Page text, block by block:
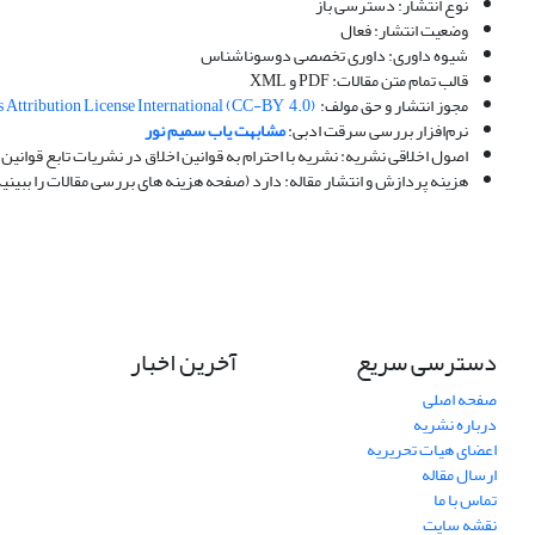
وضعیت انتشار: فعال
شیوه داوری: داوری تخصصی دوسوناشناس
قالب تمام متن مقالات: PDF و XML
مجوز انتشار و حق مولف:Attribution License International (CC-BY 4.0)
نرم‌افزار بررسی سرقت ادبی:مشابهت یاب سمیم نور
اصول اخلاقی نشریه: نشریه با احترام به قوانین اخلاق در نشریات تابع
هزینه پردازش و انتشار مقاله: دارد (صفحه هزینه های بررسی مقالات را
دسترسی سریع
صفحه اصلی
درباره نشریه
اعضای هیات تحریریه
ارسال مقاله
تماس با ما
نقشه سایت
آخرین اخبار